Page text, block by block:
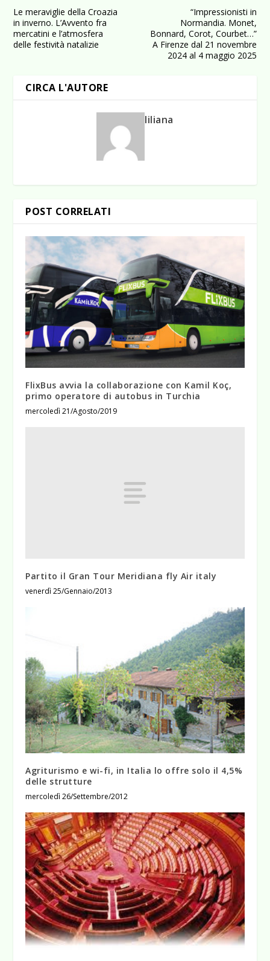
Le meraviglie della Croazia
in inverno. L’Avvento fra
mercatini e l’atmosfera
delle festività natalizie
“Impressionisti in
Normandia. Monet,
Bonnard, Corot, Courbet…”
A Firenze dal 21 novembre
2024 al 4 maggio 2025
CIRCA L'AUTORE
liliana
POST CORRELATI
FlixBus avvia la collaborazione con Kamil Koç,
primo operatore di autobus in Turchia
mercoledì 21/Agosto/2019
Partito il Gran Tour Meridiana fly Air italy
venerdì 25/Gennaio/2013
Agriturismo e wi-fi, in Italia lo offre solo il 4,5%
delle strutture
mercoledì 26/Settembre/2012